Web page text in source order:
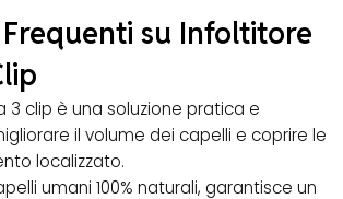
su Infoltitore
3 clip è una soluzione pratica e
il volume dei capelli e coprire le
localizzato.
umani 100% naturali, garantisce un